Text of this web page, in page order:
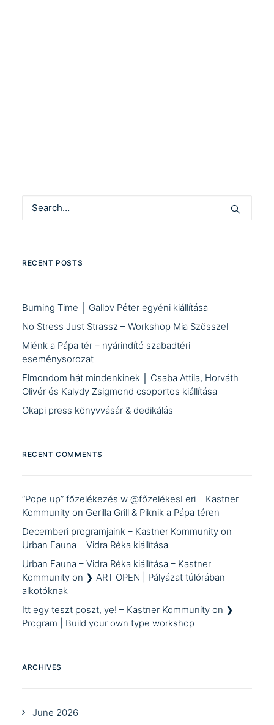
RECENT POSTS
Burning Time │ Gallov Péter egyéni kiállítása
No Stress Just Strassz – Workshop Mia Szösszel
Miénk a Pápa tér – nyárindító szabadtéri
eseménysorozat
Elmondom hát mindenkinek │ Csaba Attila, Horváth
Olivér és Kalydy Zsigmond csoportos kiállítása
Okapi press könyvvásár & dedikálás
RECENT COMMENTS
“Pope up” főzelékezés w @főzelékesFeri – Kastner
Kommunity on Gerilla Grill & Piknik a Pápa téren
Decemberi programjaink – Kastner Kommunity on
Urban Fauna – Vidra Réka kiállítása
Urban Fauna – Vidra Réka kiállítása – Kastner
Kommunity on ❯ ART OPEN | Pályázat túlórában
alkotóknak
Itt egy teszt poszt, ye! – Kastner Kommunity on ❯
Program | Build your own type workshop
ARCHIVES
June 2026